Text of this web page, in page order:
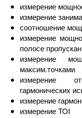
измерение
измерение
соотношение
измерение
полосе
измерение
максим.точками
измерение
гармонических
измерение
измерение TOI